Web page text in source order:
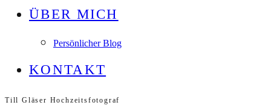
ÜBER MICH
Persönlicher Blog
KONTAKT
Till Gläser Hochzeitsfotograf